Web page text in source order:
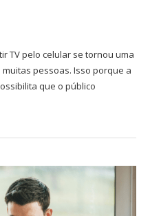
TV pelo celular se tornou uma
pessoas. Isso porque a
que o público